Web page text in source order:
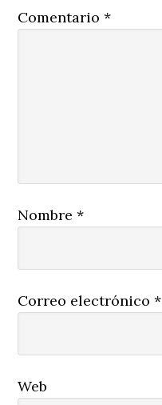
Comentario*
Nombre*
Correo electrónico*
Web